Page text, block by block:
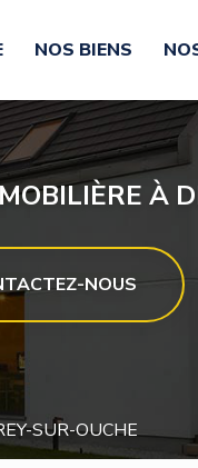
NOS BIENS
À
NOUS
SUR-OUCHE